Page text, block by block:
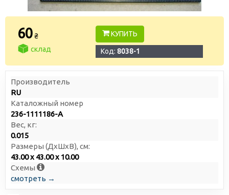
60₴
склад
КУПИТЬ
Код: 8038-1
Производитель
RU
Каталожный номер
236-1111186-А
Вес, кг:
0.015
Размеры (ДxШxВ), см:
43.00 x 43.00 x 10.00
Схемы
смотреть →